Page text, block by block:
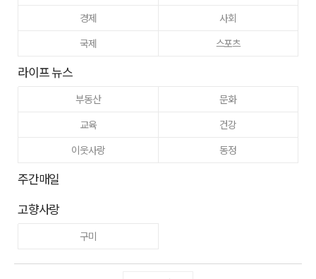
경제
사회
국제
스포츠
라이프 뉴스
부동산
문화
교육
건강
이웃사랑
동정
주간매일
고향사랑
구미